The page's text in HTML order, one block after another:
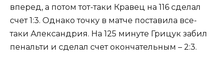
вперед, а потом тот-таки Кравец на 116 сделал
счет 1:3. Однако точку в матче поставила все-
таки Александрия. На 125 минуте Грицук забил
пенальти и сделал счет окончательным – 2:3.